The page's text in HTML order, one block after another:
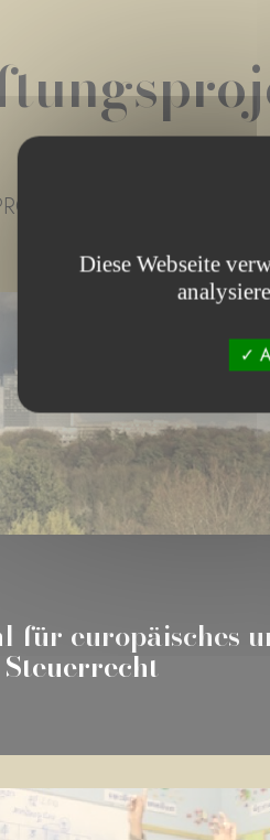
STATUS
für europäisches
Diese Webseite